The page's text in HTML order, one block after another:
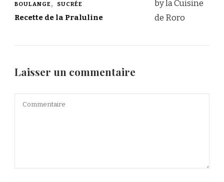
BOULANGE SUCRÉE
Recette de la Praluline
Laisser un commentaire